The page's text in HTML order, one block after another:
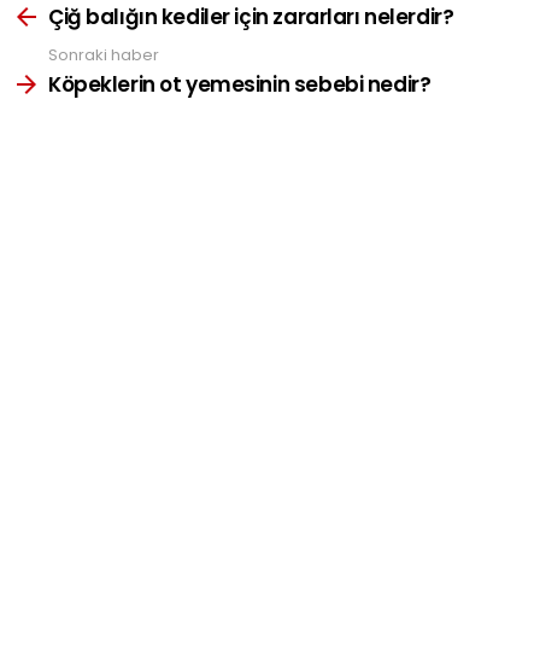
moreÇiğ balığın kediler için zararları nelerdir?
Sonraki haber
Köpeklerin ot yemesinin sebebi nedir?